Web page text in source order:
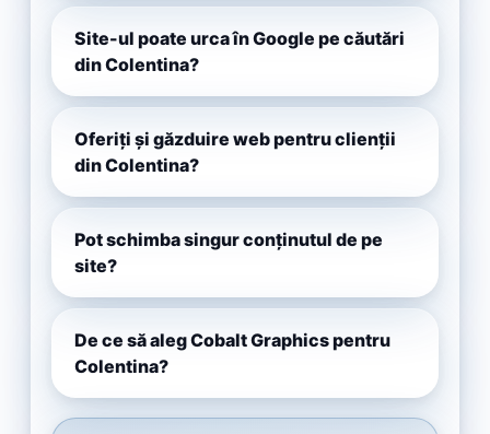
Site-ul poate urca în Google pe căutări
din Colentina?
Oferiți și găzduire web pentru clienții
din Colentina?
Pot schimba singur conținutul de pe
site?
De ce să aleg Cobalt Graphics pentru
Colentina?